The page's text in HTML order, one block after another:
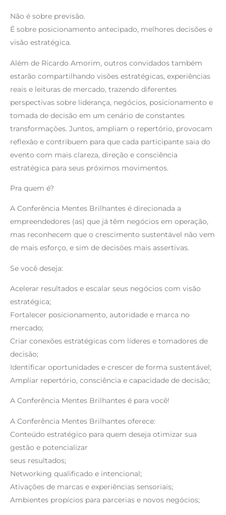
Não é sobre previsão.
É sobre posicionamento antecipado, melhores decisões e
visão estratégica.
Além de Ricardo Amorim, outros convidados também
estarão compartilhando visões estratégicas, experiências
reais e leituras de mercado, trazendo diferentes
perspectivas sobre liderança, negócios, posicionamento e
tomada de decisão em um cenário de constantes
transformações. Juntos, ampliam o repertório, provocam
reflexão e contribuem para que cada participante saia do
evento com mais clareza, direção e consciência
estratégica para seus próximos movimentos.
Pra quem é?
A Conferência Mentes Brilhantes é direcionada a
empreendedores (as) que já têm negócios em operação,
mas reconhecem que o crescimento sustentável não vem
de mais esforço, e sim de decisões mais assertivas.
Se você deseja:
Acelerar resultados e escalar seus negócios com visão
estratégica;
Fortalecer posicionamento, autoridade e marca no
mercado;
Criar conexões estratégicas com líderes e tomadores de
decisão;
Identificar oportunidades e crescer de forma sustentável;
Ampliar repertório, consciência e capacidade de decisão;
A Conferência Mentes Brilhantes é para você!
A Conferência Mentes Brilhantes oferece:
Conteúdo estratégico para quem deseja otimizar sua
gestão e potencializar
seus resultados;
Networking qualificado e intencional;
Ativações de marcas e experiências sensoriais;
Ambientes propícios para parcerias e novos negócios;